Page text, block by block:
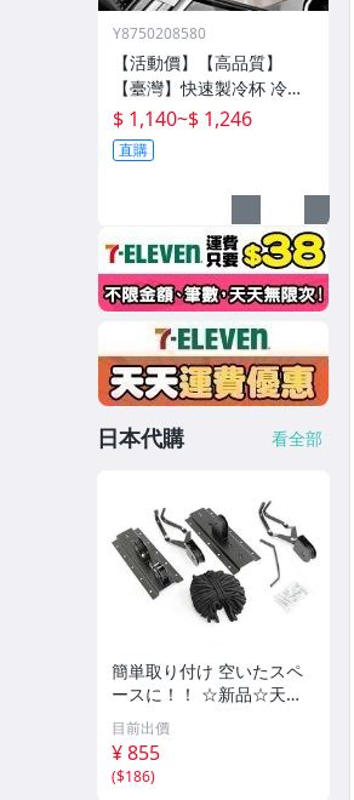
Y8750208580
【活動價】【高品質】
【臺灣】快速製冷杯 冷熱
雙用杯 保溫杯 辦公室水杯
保冰杯 製冷水杯 車載水杯
充電水杯 恆溫杯 半
$ 1,140~$ 1,246
直購
日本代購 看全部
簡単取り付け 空いたスペ
ースに！！ ☆新品☆天吊
りタイプ バイク 自転車ス
タンド ディスプレイスタ
ンド 展示スタンド リフト
ラック
目前出價
¥ 855
($186)